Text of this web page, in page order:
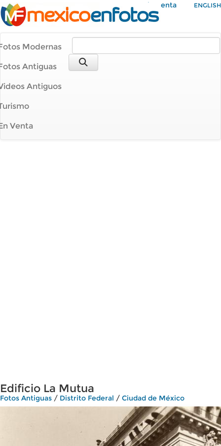
Mi Cuenta ENGLISH
Modernas
Antiguas
Antiguos
Venta
Edificio La Mutua
Fotos Antiguas / Distrito Federal / Ciudad de México